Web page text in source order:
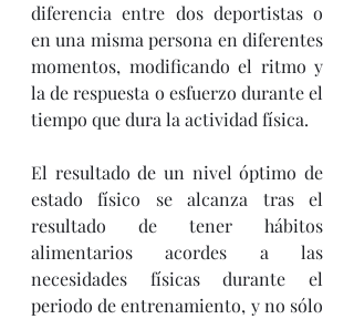
diferencia entre dos deportistas o
en una misma persona en diferentes
momentos, modificando el ritmo y
la de respuesta o esfuerzo durante el
tiempo que dura la actividad física.
El resultado de un nivel óptimo de
estado físico se alcanza tras el
resultado de tener hábitos
alimentarios acordes a las
necesidades físicas durante el
periodo de entrenamiento, y no sólo